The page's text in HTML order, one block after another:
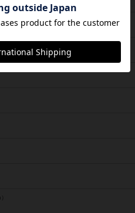
Lands – The Colorado Connection）